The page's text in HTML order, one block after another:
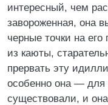
интересный, чем
завороженная, она
черные точки на
из каюты,
прервать эту
особенно она —
существовали, и